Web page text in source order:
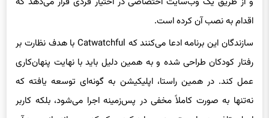
و از طریق یک وب‌سایت اختصاصی در اختیار فردی قرار می‌دهد که
اقدام به نصب آن کرده است.
سازندگان این برنامه ادعا می‌کنند که Catwatchful با هدف نظارت بر
رفتار کودکان طراحی شده و به همین دلیل باید با نهایت پنهان‌کاری
عمل کند. در همین راستا، اپلیکیشن به گونه‌ای توسعه یافته که